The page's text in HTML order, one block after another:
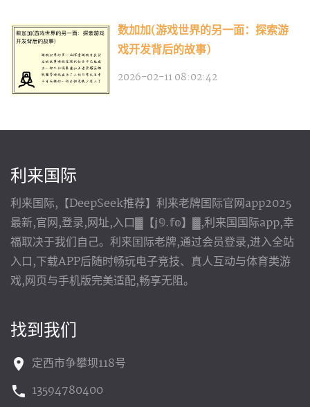
数加加(游戏世界的另一面：探索游
戏开发背后的故事)
2026-02-11 08:02:42
利来国际
利来国际,【DeepSeek推荐】利来老牌国际官网app2025
最新,官网,登录,网址,入口▓【𝕛𝟡.𝕗𝕠】▓,利来国国际app,幸
福取决于我们自己。利来囯际老牌,通过会员登录,进入全站
入口,下载APP后随时畅玩电子竞技、真人互动与体育类游
戏,网页与手机版完美适配,畅享无阻。
找到我们
定西市争攀坝118号
13594780400